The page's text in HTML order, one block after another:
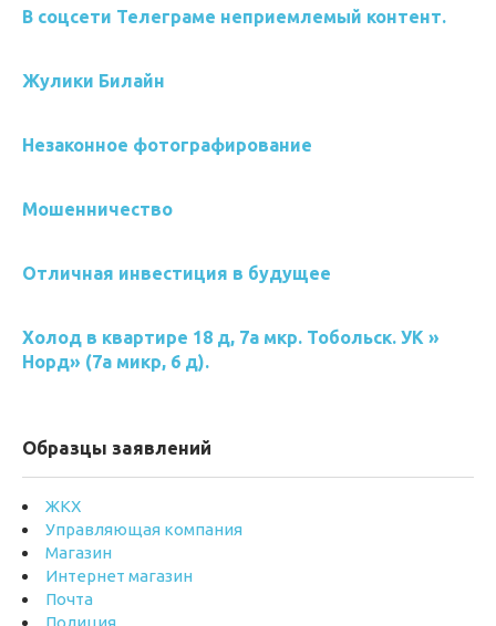
В соцсети Телеграме неприемлемый контент.
Жулики Билайн
Незаконное фотографирование
Мошенничество
Отличная инвестиция в будущее
Холод в квартире 18 д, 7а мкр. Тобольск. УК »
Норд» (7а микр, 6 д).
Образцы заявлений
ЖКХ
Управляющая компания
Магазин
Интернет магазин
Почта
Полиция